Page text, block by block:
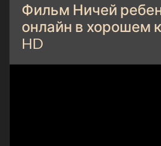
Фильм Ничей
онлайн в хорошем
HD